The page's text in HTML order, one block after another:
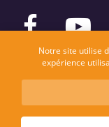
Notre site utilise
expérience